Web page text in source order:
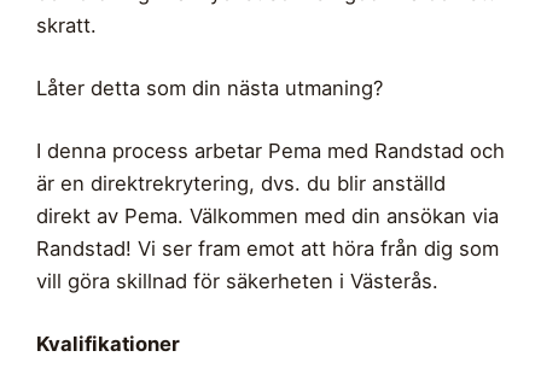
skratt.
Låter detta som din nästa utmaning?
I denna process arbetar Pema med Randstad och
är en direktrekrytering, dvs. du blir anställd
direkt av Pema. Välkommen med din ansökan via
Randstad! Vi ser fram emot att höra från dig som
vill göra skillnad för säkerheten i Västerås.
Kvalifikationer